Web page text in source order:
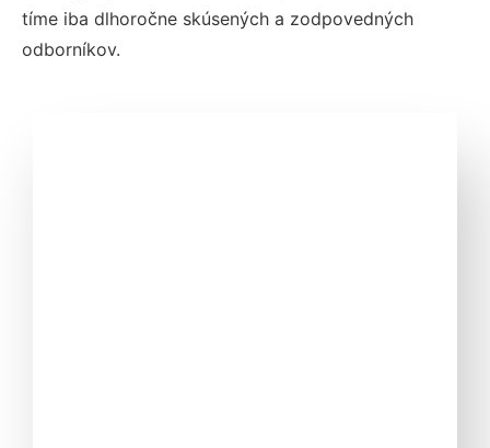
tíme iba dlhoročne skúsených a zodpovedných
odborníkov.